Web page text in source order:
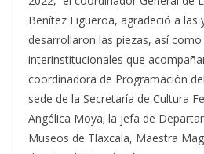
Benítez Figueroa, agradeció a las
desarrollaron las piezas, así
interinstitucionales que
coordinadora de Programación
sede de la Secretaría de Cultura
Angélica Moya; la jefa de
Museos de Tlaxcala, Maestra